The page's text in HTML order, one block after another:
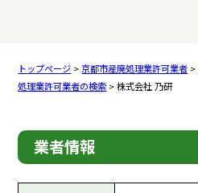
トップページ >京都市産廃処理業許可業者 >
処理業許可業者の検索 > 株式会社 乃研
業者情報